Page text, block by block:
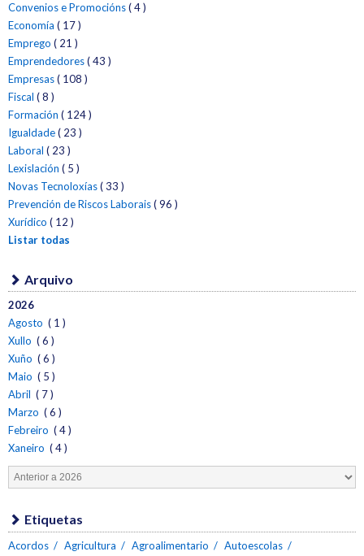
Convenios e Promocións( 4 )
Economía ( 17 )
Emprego ( 21 )
Emprendedores( 43 )
Empresas( 108 )
Fiscal ( 8 )
Formación ( 124 )
Igualdade( 23 )
Laboral ( 23 )
Lexislación ( 5 )
Novas Tecnoloxías( 33 )
Prevención de Riscos Laborais( 96 )
Xurídico ( 12 )
Listar todas
Arquivo
2026
Agosto ( 1 )
Xullo ( 6 )
Xuño ( 6 )
Maio ( 5 )
Abril ( 7 )
Marzo ( 6 )
Febreiro ( 4 )
Xaneiro ( 4 )
Etiquetas
Acordos Agricultura Agroalimentario
Autoescolas